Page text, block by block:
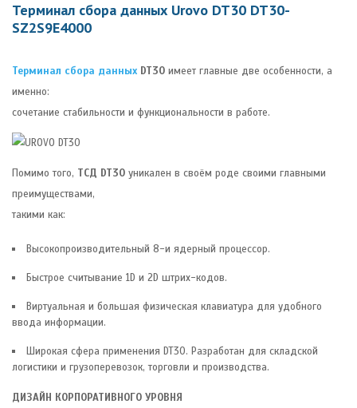
Терминал сбора данных Urovo DT30 DT30-
SZ2S9E4000
Терминал сбора данных DT30 имеет главные две особенности, а
именно:
сочетание стабильности и функциональности в работе.
Помимо того, ТСД DT30 уникален в своём роде своими главными
преимуществами,
такими как:
Высокопроизводительный 8-и ядерный процессор.
Быстрое считывание 1D и 2D штрих-кодов.
Виртуальная и большая физическая клавиатура для удобного
ввода информации.
Широкая сфера применения DT30. Разработан для складской
логистики и грузоперевозок, торговли и производства.
ДИЗАЙН КОРПОРАТИВНОГО УРОВНЯ